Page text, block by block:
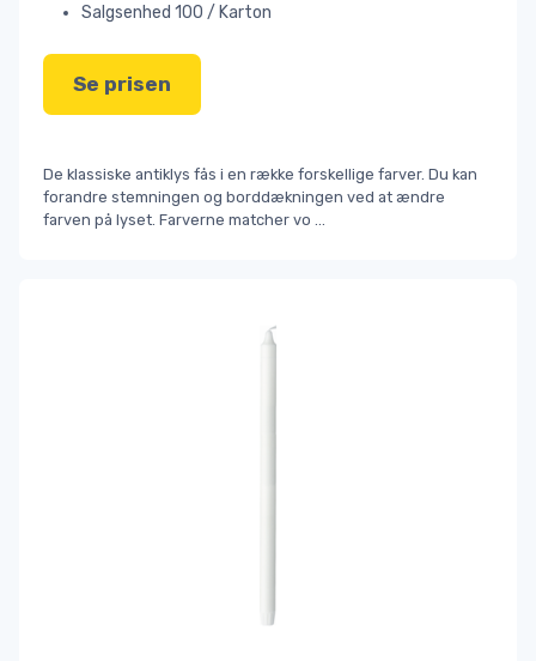
Salgsenhed 100 / Karton
Se prisen
De klassiske antiklys fås i en række forskellige farver. Du kan
forandre stemningen og borddækningen ved at ændre
farven på lyset. Farverne matcher vo